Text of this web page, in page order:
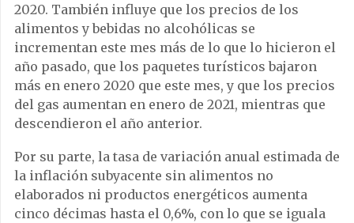
2020. También influye que los precios de los
alimentos y bebidas no alcohólicas se
incrementan este mes más de lo que lo hicieron el
año pasado, que los paquetes turísticos bajaron
más en enero 2020 que este mes, y que los precios
del gas aumentan en enero de 2021, mientras que
descendieron el año anterior.
Por su parte, la tasa de variación anual estimada de
la inflación subyacente sin alimentos no
elaborados ni productos energéticos aumenta
cinco décimas hasta el 0,6%, con lo que se iguala